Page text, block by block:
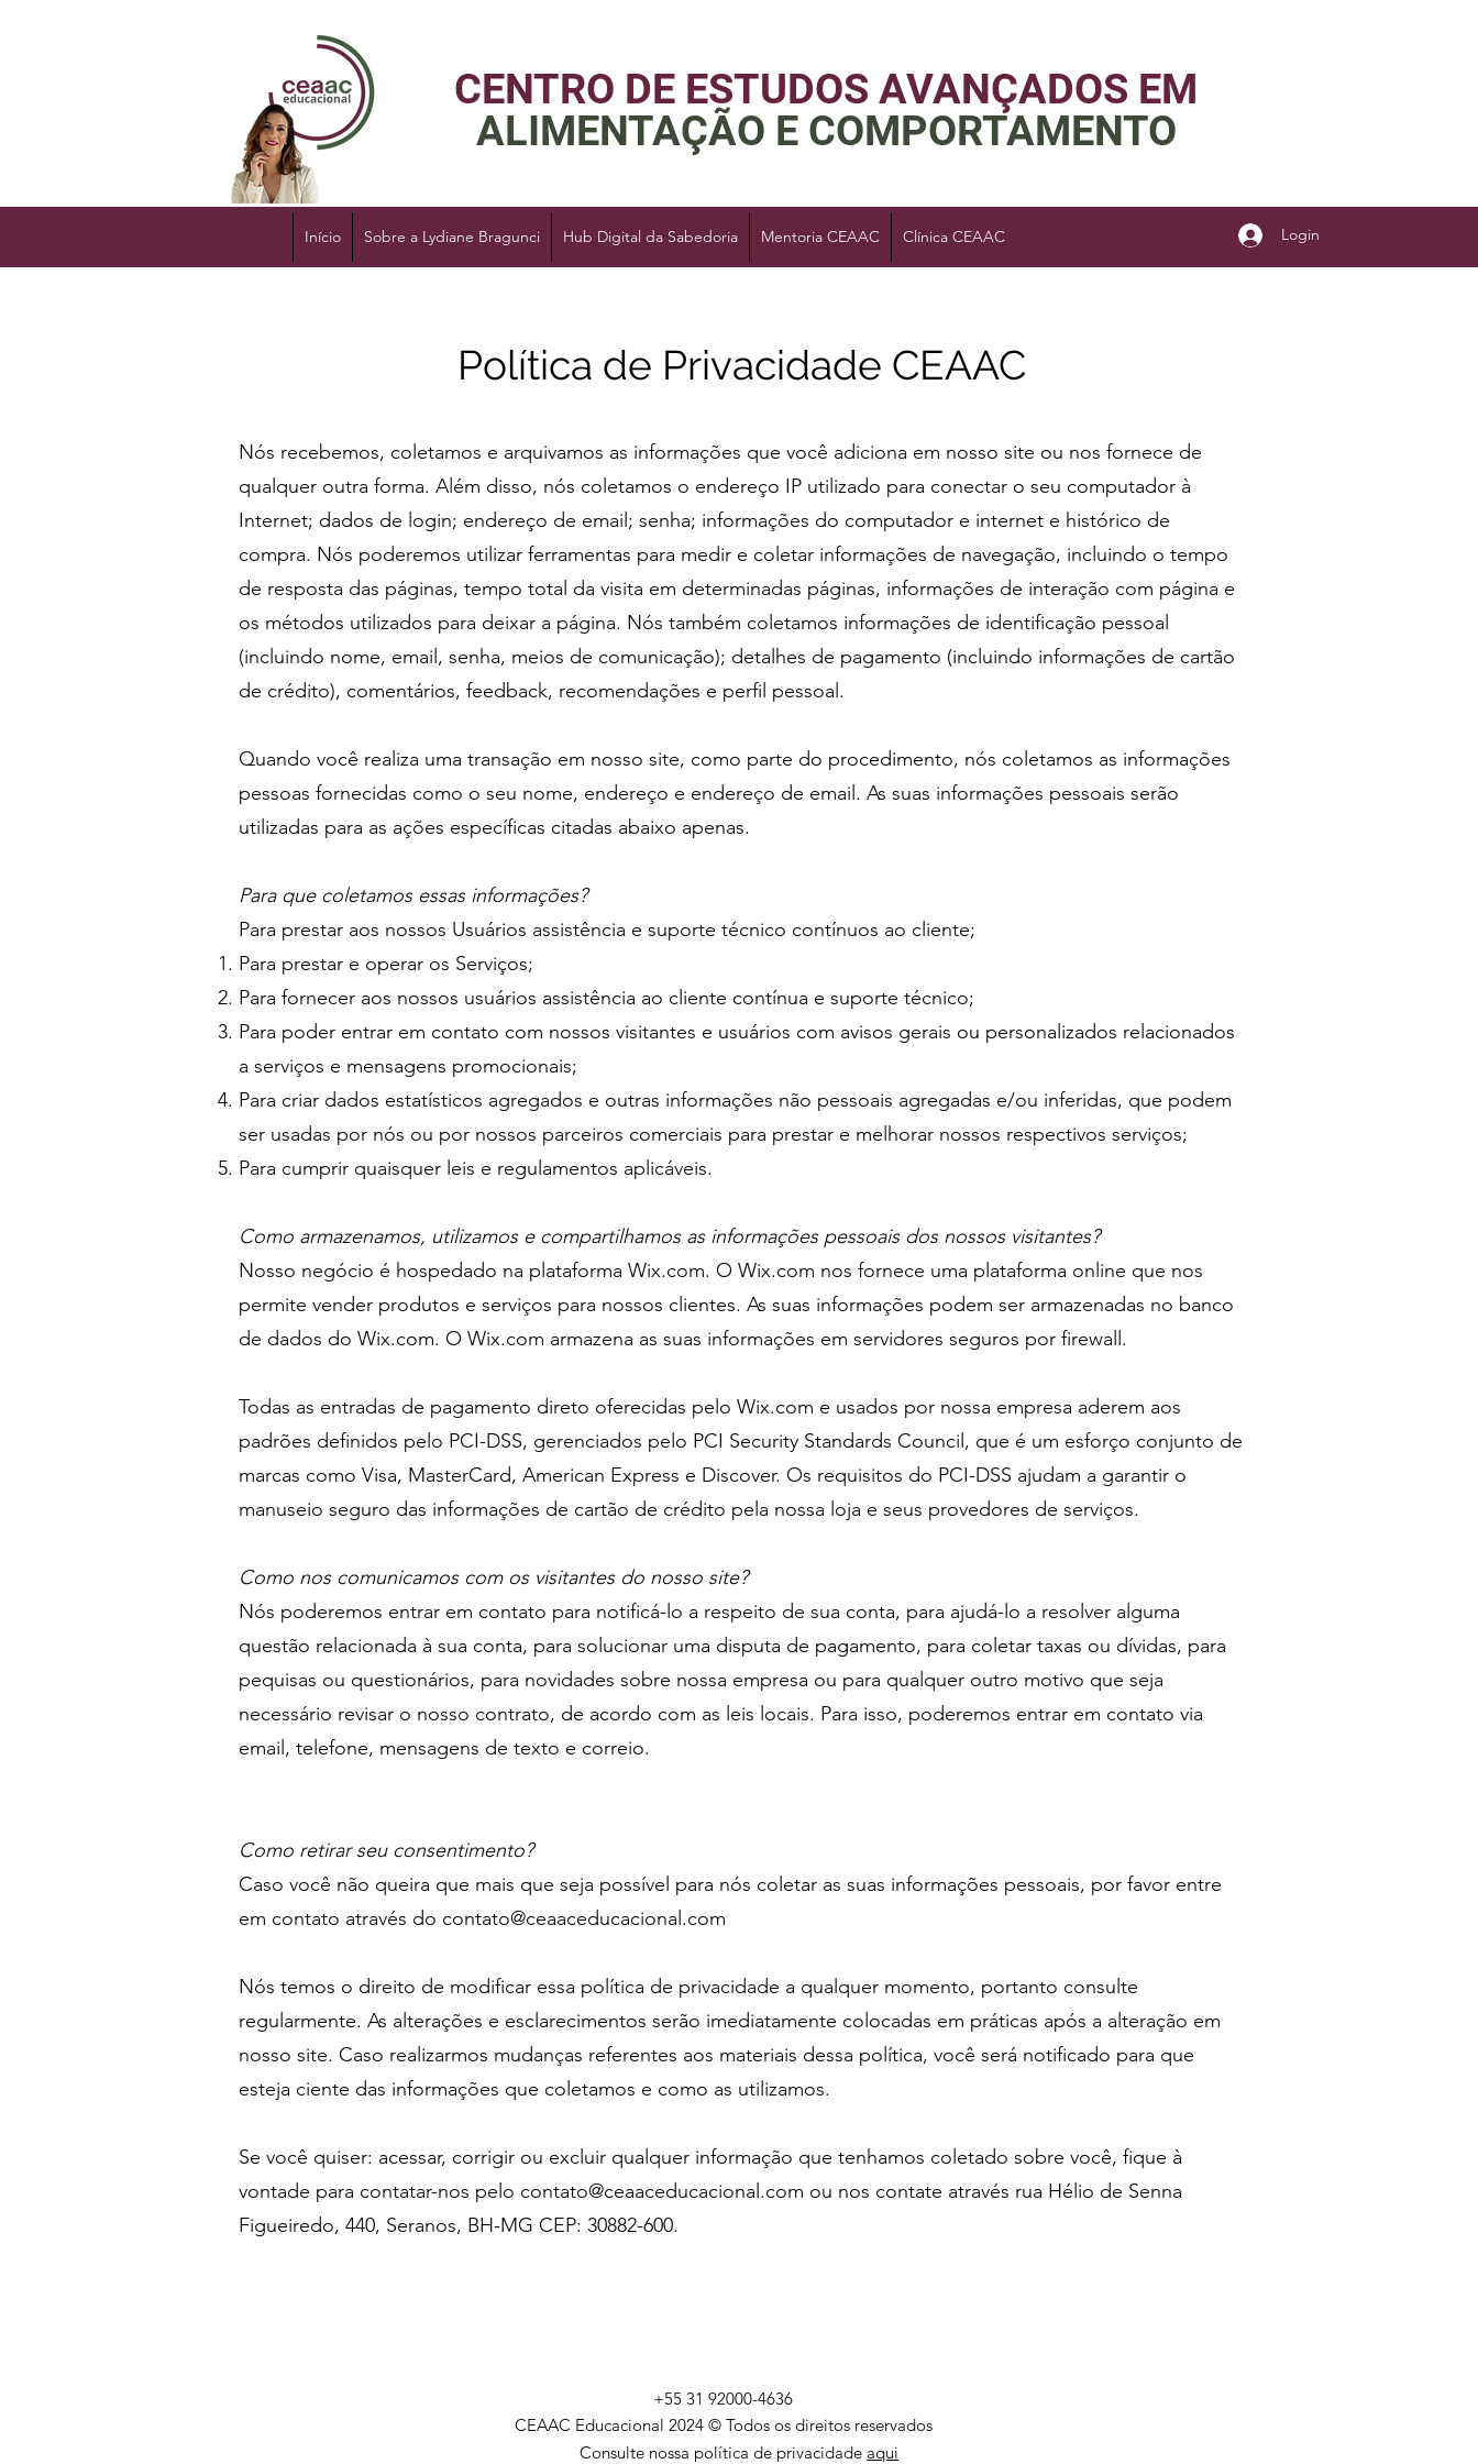
CENTRO DE ESTUDOS AVANÇADOS EM
ALIMENTAÇÃO E COMPORTAMENTO
Início Sobre a Lydiane Bragunci Hub Digital da Sabedoria Mentoria CEAAC Clínica CEAAC Login
Política de Privacidade CEAAC
Nós recebemos, coletamos e arquivamos as informações que você adiciona em nosso site ou nos fornece de
qualquer outra forma. Além disso, nós coletamos o endereço IP utilizado para conectar o seu computador à
Internet; dados de login; endereço de email; senha; informações do computador e internet e histórico de
compra. Nós poderemos utilizar ferramentas para medir e coletar informações de navegação, incluindo o tempo
de resposta das páginas, tempo total da visita em determinadas páginas, informações de interação com página e
os métodos utilizados para deixar a página. Nós também coletamos informações de identificação pessoal
(incluindo nome, email, senha, meios de comunicação); detalhes de pagamento (incluindo informações de cartão
de crédito), comentários, feedback, recomendações e perfil pessoal.
Quando você realiza uma transação em nosso site, como parte do procedimento, nós coletamos as informações
pessoas fornecidas como o seu nome, endereço e endereço de email. As suas informações pessoais serão
utilizadas para as ações específicas citadas abaixo apenas.
Para que coletamos essas informações?
Para prestar aos nossos Usuários assistência e suporte técnico contínuos ao cliente;
Para prestar e operar os Serviços;
Para fornecer aos nossos usuários assistência ao cliente contínua e suporte técnico;
Para poder entrar em contato com nossos visitantes e usuários com avisos gerais ou personalizados relacionados
a serviços e mensagens promocionais;
Para criar dados estatísticos agregados e outras informações não pessoais agregadas e/ou inferidas, que podem
ser usadas por nós ou por nossos parceiros comerciais para prestar e melhorar nossos respectivos serviços;
Para cumprir quaisquer leis e regulamentos aplicáveis.
Como armazenamos, utilizamos e compartilhamos as informações pessoais dos nossos visitantes?
Nosso negócio é hospedado na plataforma Wix.com. O Wix.com nos fornece uma plataforma online que nos
permite vender produtos e serviços para nossos clientes. As suas informações podem ser armazenadas no banco
de dados do Wix.com. O Wix.com armazena as suas informações em servidores seguros por firewall.
Todas as entradas de pagamento direto oferecidas pelo Wix.com e usados por nossa empresa aderem aos
padrões definidos pelo PCI-DSS, gerenciados pelo PCI Security Standards Council, que é um esforço conjunto de
marcas como Visa, MasterCard, American Express e Discover. Os requisitos do PCI-DSS ajudam a garantir o
manuseio seguro das informações de cartão de crédito pela nossa loja e seus provedores de serviços.
Como nos comunicamos com os visitantes do nosso site?
Nós poderemos entrar em contato para notificá-lo a respeito de sua conta, para ajudá-lo a resolver alguma
questão relacionada à sua conta, para solucionar uma disputa de pagamento, para coletar taxas ou dívidas, para
pequisas ou questionários, para novidades sobre nossa empresa ou para qualquer outro motivo que seja
necessário revisar o nosso contrato, de acordo com as leis locais. Para isso, poderemos entrar em contato via
email, telefone, mensagens de texto e correio.
Como retirar seu consentimento?
Caso você não queira que mais que seja possível para nós coletar as suas informações pessoais, por favor entre
em contato através do contato@ceaaceducacional.com
Nós temos o direito de modificar essa política de privacidade a qualquer momento, portanto consulte
regularmente. As alterações e esclarecimentos serão imediatamente colocadas em práticas após a alteração em
nosso site. Caso realizarmos mudanças referentes aos materiais dessa política, você será notificado para que
esteja ciente das informações que coletamos e como as utilizamos.
Se você quiser: acessar, corrigir ou excluir qualquer informação que tenhamos coletado sobre você, fique à
vontade para contatar-nos pelo contato@ceaaceducacional.com ou nos contate através rua Hélio de Senna
Figueiredo, 440, Seranos, BH-MG CEP: 30882-600.
+55 31 92000-4636
CEAAC Educacional 2024 © Todos os direitos reservados
Consulte nossa política de privacidade aqui